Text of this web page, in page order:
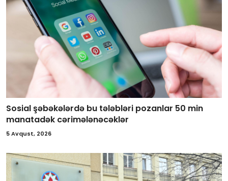
Sosial şəbəkələrdə bu tələbləri pozanlar 50 min
manatadək cərimələnəcəklər
5 Avqust, 2026